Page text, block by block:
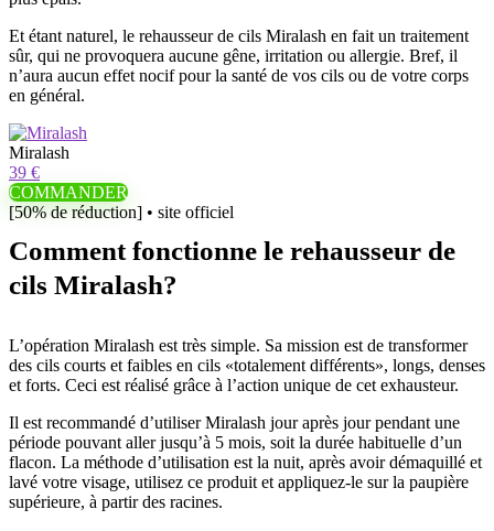
Et étant naturel, le rehausseur de cils Miralash en fait un traitement
sûr, qui ne provoquera aucune gêne, irritation ou allergie. Bref, il
n’aura aucun effet nocif pour la santé de vos cils ou de votre corps
en général.
Miralash
39 €
COMMANDER
[50% de réduction] • site officiel
Comment fonctionne le rehausseur de
cils Miralash?
L’opération Miralash est très simple. Sa mission est de transformer
des cils courts et faibles en cils «totalement différents», longs, denses
et forts. Ceci est réalisé grâce à l’action unique de cet exhausteur.
Il est recommandé d’utiliser Miralash jour après jour pendant une
période pouvant aller jusqu’à 5 mois, soit la durée habituelle d’un
flacon. La méthode d’utilisation est la nuit, après avoir démaquillé et
lavé votre visage, utilisez ce produit et appliquez-le sur la paupière
supérieure, à partir des racines.